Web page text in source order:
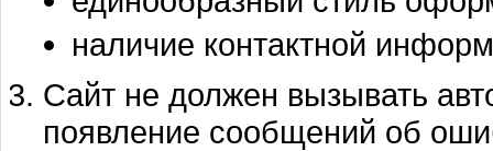
наличие контактной
Сайт не должен вызывать
появление сообщений об